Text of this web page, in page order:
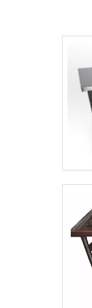
os
e
as
time
prontos
de
site e
em
última
ter a
tenham
podem
pela
os
de
objetivo
para